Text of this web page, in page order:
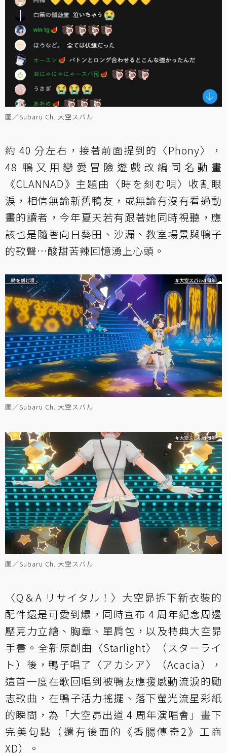
圖／Subaru Ch. 大空スバル
約 40 分左右，接著前面提到的〈Phony〉，
48 鴨又用戀愛冒險遊戲改編同名動畫
《CLANNAD》主題曲〈時を刻む唄〉收割眼
淚，相信無論新舊鴨友，或無論有沒有看過動
畫的讀者，今年夏天若有跟著她同時視聽，應
該也是隨著向日葵田、沙漏、教室場景與鴨子
的歌聲…酸甜苦辣回憶湧上心頭。
圖／Subaru Ch. 大空スバル
圖／Subaru Ch. 大空スバル
〈Q＆A リサイタル！〉大空昴拆下新衣裝的
配件還是可愛到爆，同時宣布 4 周年紀念周邊
壓克力立繪、胸章、單肩包，以及特典大空昴
手書。全新原創曲〈Starlight〉（スターライ
ト）後，鴨子唱了〈アカシア〉（Acacia），
這首一度在歌回唱到被鴨友應援感動流淚的勵
志歌曲，在鴨子活力搖擺、落下螢光流星彩紙
的瞬間，為「大空昴出道 4 周年演唱會」畫下
完美句點（還有後面的《香腸傳奇2》工商
XD）。